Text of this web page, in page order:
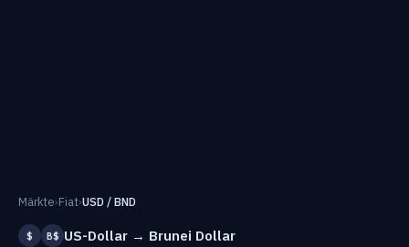
Märkte›Fiat›USD / BND
$ B$ US-Dollar → Brunei Dollar